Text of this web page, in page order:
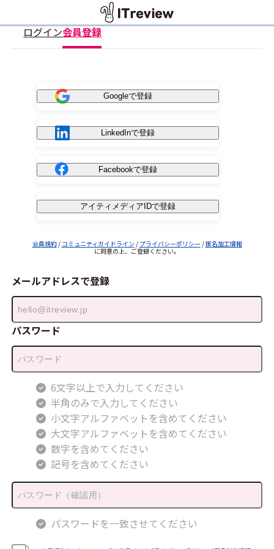
ログイン会員登録
Googleで登録
LinkedInで登録
Facebookで登録
アイティメディアIDで登録
会員規約/ コミュニティガイドライン / プライバシーポリシー /匿名加工情報
に同意の上、ご登録ください。
メールアドレスで登録
パスワード
6文字以上で入力してください
半角のみで入力してください
小文字アルファベットを含めてください
大文字アルファベットを含めてください
数字を含めてください
記号を含めてください
パスワードを一致させてください